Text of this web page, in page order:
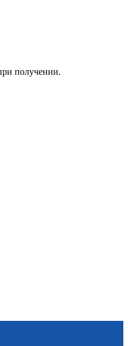
получении.